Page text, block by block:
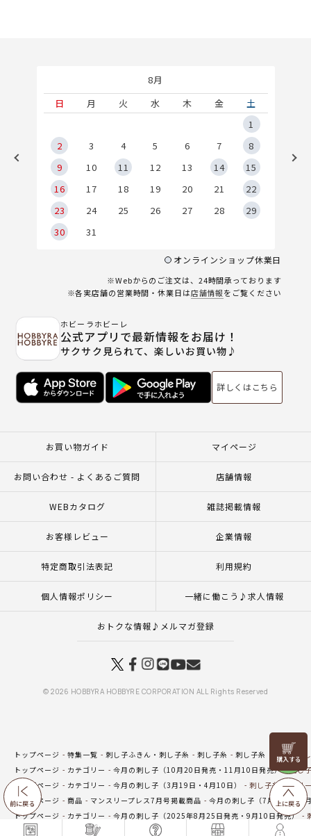
前に戻る
リリヤン
フェア
上に戻る
8月
日
月 火 水 木 金
土
1
2
3 4 5 6 7
8
9
10 11 12 13 14
15
16
17 18 19 20 21
22
23
24 25 26 27 28
29
30
31
オンラインショップ休業日
※Webからのご注文は、24時間承っております
※各実店舗の営業時間・休業日は店舗情報をご覧ください
ホビーラホビーレ
公式アプリで最新情報をお届け！
サクサク見られて、楽しいお買い物♪
詳しくはこちら
お買い物ガイド マイページ
お問い合わせ - よくあるご質問 店舗情報
WEBカタログ 雑誌掲載情報
お客様レビュー 企業情報
特定商取引法表記 利用規約
個人情報ポリシー 一緒に働こう♪求人情報
おトクな情報♪メルマガ登録
© 2026 HOBBYRA HOBBYRE CORPORATION ALL Rights Reserved
トップページ 特集一覧 刺し子ふきん・刺し子糸 刺し子糸 刺し子糸 単色
刺
トップページ
カテゴリー 今月の刺し子（10月20日発売・11月10日発売） 刺し
トップページ
カテゴリー 今月の刺し子（3月19日・4月10日）
刺し子糸 チェリ
トップページ
商品 マンスリープレス7月号掲載商品
今月の刺し子（7月25日・8
トップページ
カテゴリー 今月の刺し子（2025年8月25日発売・9月10日発売）
トップページ
カテゴリー 今月の刺し子（4月20日・5月10日発売） 刺し子糸 チ